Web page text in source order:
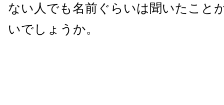
ない人でも名前ぐらいは聞いたこと
いでしょうか。